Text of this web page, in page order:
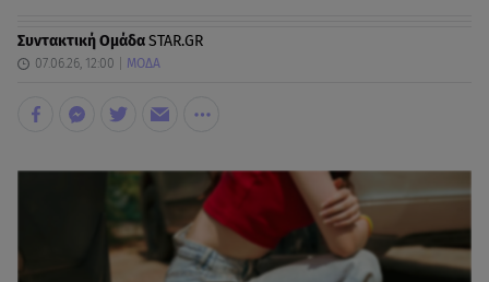
Συντακτική ΟμάδαSTAR.GR
07.06.26, 12:00 ΜΟΔΑ